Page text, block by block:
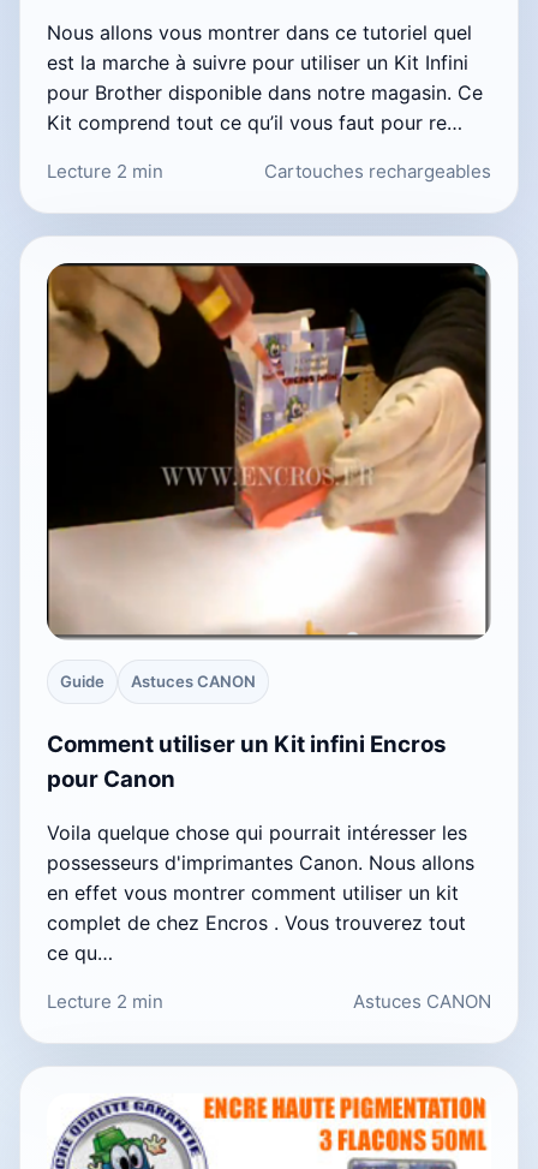
Nous allons vous montrer dans ce tutoriel quel
est la marche à suivre pour utiliser un Kit Infini
pour Brother disponible dans notre magasin. Ce
Kit comprend tout ce qu’il vous faut pour re…
Lecture 2 min Cartouches rechargeables
Guide Astuces CANON
Comment utiliser un Kit infini Encros
pour Canon
Voila quelque chose qui pourrait intéresser les
possesseurs d'imprimantes Canon. Nous allons
en effet vous montrer comment utiliser un kit
complet de chez Encros . Vous trouverez tout
ce qu…
Lecture 2 min Astuces CANON